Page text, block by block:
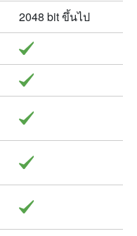
2048 bit ขึ้นไป